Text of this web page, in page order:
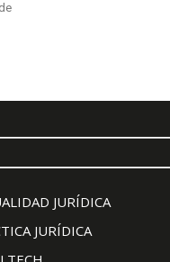
JURÍDICA
JURÍDICA